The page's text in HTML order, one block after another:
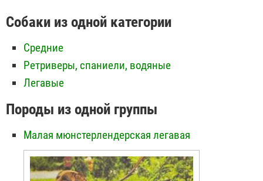
Собаки из одной категории
Средние
Ретриверы, спаниели, водяные
Легавые
Породы из одной группы
Малая мюнстерлендерская легавая